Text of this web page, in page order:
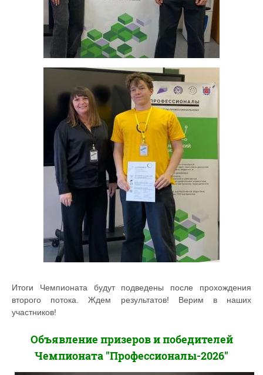
Итоги Чемпионата будут подведены после прохождения
второго потока. Ждем результатов! Верим в наших
участников!
Объявление призеров и победителей
Чемпионата "Профессионалы-2026"